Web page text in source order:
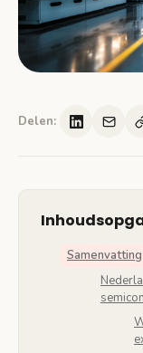
Delen:
Samenvatting